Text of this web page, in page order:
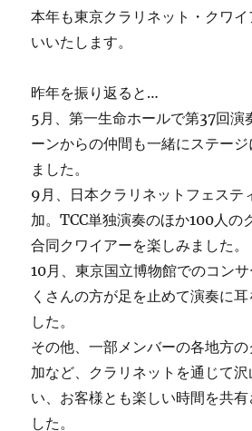
本年も東京クラリネット・クワ
いいたします。
昨年を振り返ると…
5月、第一生命ホールで第37回演
ーンからの仲間も一緒にステー
ました。
9月、日本クラリネットフェステ
加。TCC単独演奏のほか100人の
合同クワイアーを楽しみました。
10月、東京国立博物館でのコン
くさんの方が足を止めて演奏に
した。
その他、一部メンバーの各地方
加など、クラリネットを通じて
い、お客様とも楽しい時間を共有
した。